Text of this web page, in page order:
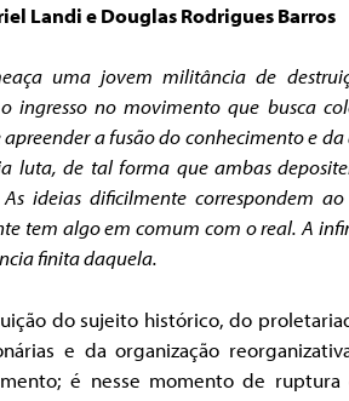
Landi e Douglas Rodrigues Barros
uma jovem militância de
ingresso no movimento que busca
apreender a fusão do conhecimento e
luta, de tal forma que ambas
As ideias dificilmente correspondem
tem algo em comum com o real. A
finita daquela.
do sujeito histórico, do
e da organização
é nesse momento de ruptura